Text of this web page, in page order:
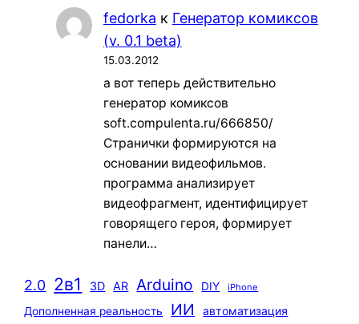
fedorka к Генератор комиксов
(v. 0.1 beta)
15.03.2012
а вот теперь действительно
генератор комиксов
soft.compulenta.ru/666850/
Странички формируются на
основании видеофильмов.
программа анализирует
видеофрагмент, идентифицирует
говорящего героя, формирует
панели…
2.0 2в1 3D AR Arduino DIY iPhone
Дополненная реальность ИИ автоматизация